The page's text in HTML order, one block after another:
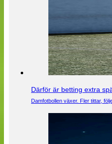
Därför är betting extra
Damfotbollen växer. Fler tittar,